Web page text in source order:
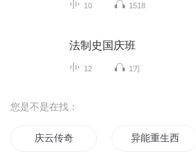
10 1518
法制史国庆班
12 1万
您是不是在找：
庆云传奇 异能重生西门庆